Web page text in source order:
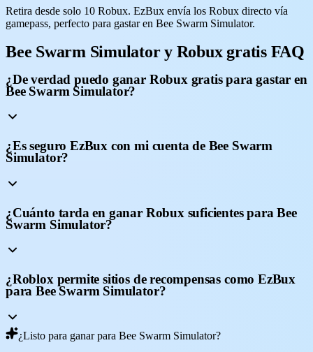
Retira desde solo 10 Robux. EzBux envía los Robux directo vía
gamepass, perfecto para gastar en Bee Swarm Simulator.
Bee Swarm Simulator y Robux gratis FAQ
¿De verdad puedo ganar Robux gratis para gastar en
Bee Swarm Simulator?
¿Es seguro EzBux con mi cuenta de Bee Swarm
Simulator?
¿Cuánto tarda en ganar Robux suficientes para Bee
Swarm Simulator?
¿Roblox permite sitios de recompensas como EzBux
para Bee Swarm Simulator?
¿Listo para ganar para Bee Swarm Simulator?